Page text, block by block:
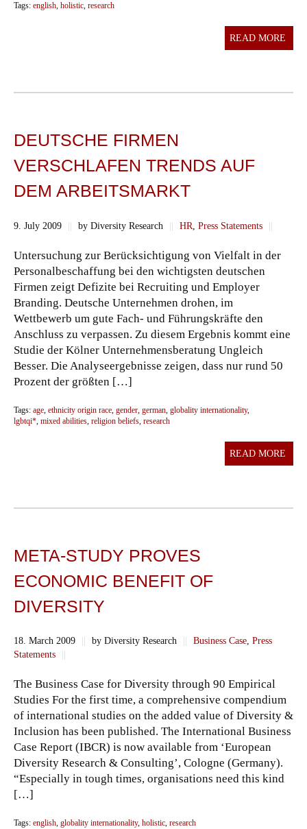
Tags: english, holistic, research
READ MORE
DEUTSCHE FIRMEN
VERSCHLAFEN TRENDS AUF
DEM ARBEITSMARKT
9. July 2009 || by Diversity Research || HR Press Statements ||
Untersuchung zur Berücksichtigung von Vielfalt in der
Personalbeschaffung bei den wichtigsten deutschen
Firmen zeigt Defizite bei Recruiting und Employer
Branding. Deutsche Unternehmen drohen, im
Wettbewerb um gute Fach- und Führungskräfte den
Anschluss zu verpassen. Zu diesem Ergebnis kommt eine
Studie der Kölner Unternehmensberatung Ungleich
Besser. Die Analyseergebnisse zeigen, dass nur rund 50
Prozent der größten […]
Tags: age ethnicity origin race gender german globality internationality,
lgbtqi* mixed abilities religion beliefs research
READ MORE
META-STUDY PROVES
ECONOMIC BENEFIT OF
DIVERSITY
18. March 2009 || by Diversity Research || Business Case, Press
Statements
||
The Business Case for Diversity through 90 Empirical
Studies For the first time, a comprehensive compendium
of international studies on the added value of Diversity &
Inclusion has been published. The International Business
Case Report (IBCR) is now available from ‘European
Diversity Research & Consulting’, Cologne (Germany).
“Especially in tough times, organisations need this kind
[…]
Tags: english, globality internationality, holistic, research